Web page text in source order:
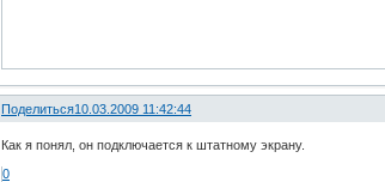
Поделиться10.03.2009 11:42:44
Как я понял, он подключается к штатному экрану.
0